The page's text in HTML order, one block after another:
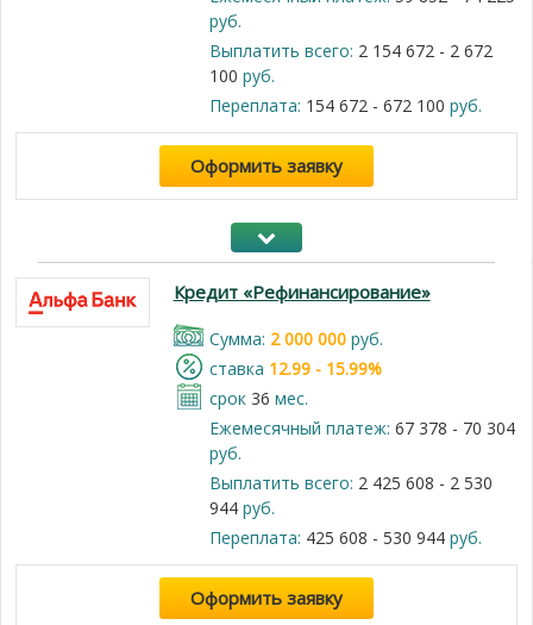
руб.
Выплатить всего: 2 154 672 - 2 672
100 руб.
Переплата: 154 672 - 672 100 руб.
Оформить заявку
Кредит «Рефинансирование»
Cумма: 2 000 000руб.
cтавка 12.99 - 15.99%
срок 36 мес.
Ежемесячный платеж: 67 378 - 70 304
руб.
Выплатить всего: 2 425 608 - 2 530
944руб.
Переплата: 425 608 - 530 944руб.
Оформить заявку